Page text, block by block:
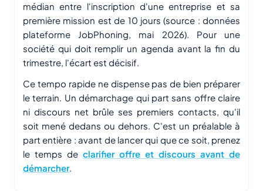
médian entre l'inscription d'une entreprise et sa
première mission est de 10 jours (source : données
plateforme JobPhoning, mai 2026). Pour une
société qui doit remplir un agenda avant la fin du
trimestre, l'écart est décisif.
Ce tempo rapide ne dispense pas de bien préparer
le terrain. Un démarchage qui part sans offre claire
ni discours net brûle ses premiers contacts, qu'il
soit mené dedans ou dehors. C'est un préalable à
part entière : avant de lancer qui que ce soit, prenez
le temps de clarifier offre et discours avant de
démarcher.